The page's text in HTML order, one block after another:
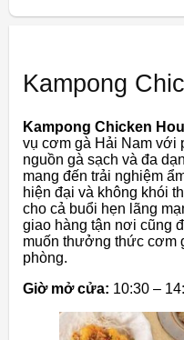
Kampong
Kampong Chicken
vụ cơm gà Hải Nam với
nguồn gà sạch và đa
mang đến trải nghiệm
hiện đại và không khói
cho cả buổi hẹn lãng
giao hàng tận nơi cũng
muốn thưởng thức cơm
phòng.
Giờ mở cửa: 10:30 –